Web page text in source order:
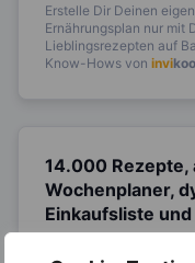
Erstelle Dir Deinen
Ernährungsplan nur mit
Lieblingsrezepten auf
Know-Hows von invikoo
14.000 Rezepte,
Wochenplaner,
Einkaufsliste